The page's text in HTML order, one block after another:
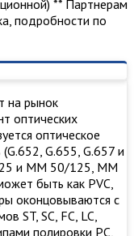
** Партнерам
подробности по
на рынок
оптических
оптическое
G.655, G.657 и
и MM 50/125, MM
быть как PVC,
оконцовываются с
ST, SC, FC, LC,
полировки PC,